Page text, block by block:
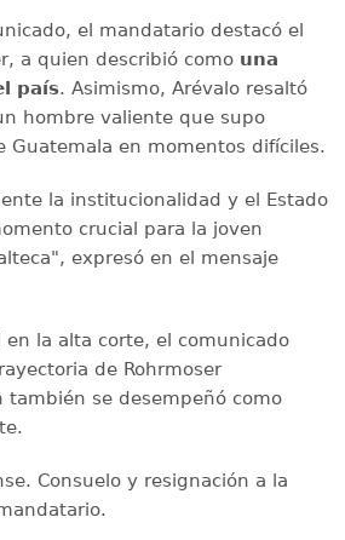
el mandatario destacó el
a quien describió comouna
país. Asimismo, Arévalo resaltó
hombre valiente que supo
Guatemala en momentos difíciles.
la institucionalidad y el Estado
crucial para la joven
expresó en el mensaje
en la alta corte, el comunicado
de Rohrmoser
también se desempeñó como
Consuelo y resignación a la